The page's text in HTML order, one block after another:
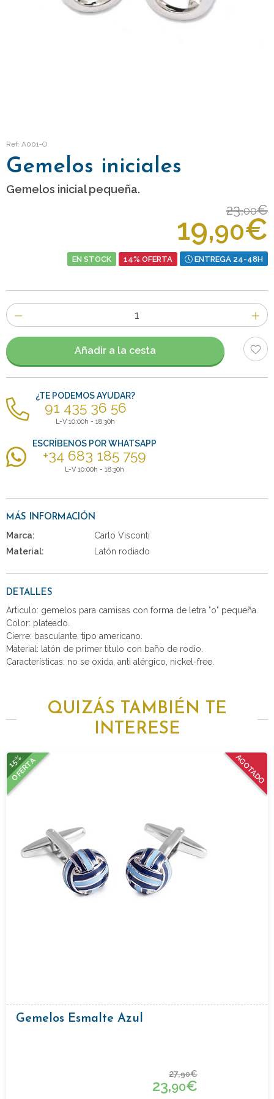
Ref: A001-O
Gemelos iniciales
Gemelos inicial pequeña.
23,00€
19,90€
EN STOCK 14% OFERTA ENTREGA 24-48H
Número
de
artículos
Añadir a la cesta
¿TE PODEMOS AYUDAR?
91 435 36 56
L-V 10:00h - 18:30h
ESCRÍBENOS POR WHATSAPP
+34 683 185 759
L-V 10:00h - 18:30h
MÁS INFORMACIÓN
Marca:
Carlo Visconti
Material:
Latón rodiado
DETALLES
Articulo: gemelos para camisas con forma de letra "o" pequeña.
Color: plateado.
Cierre: basculante, tipo americano.
Material: latón de primer titulo con baño de rodio.
Características: no se oxida, anti alérgico, nickel-free.
QUIZÁS TAMBIÉN TE
INTERESE
AGOTADO
15%
OFERTA
Gemelos Esmalte Azul
27,90€
23,90€